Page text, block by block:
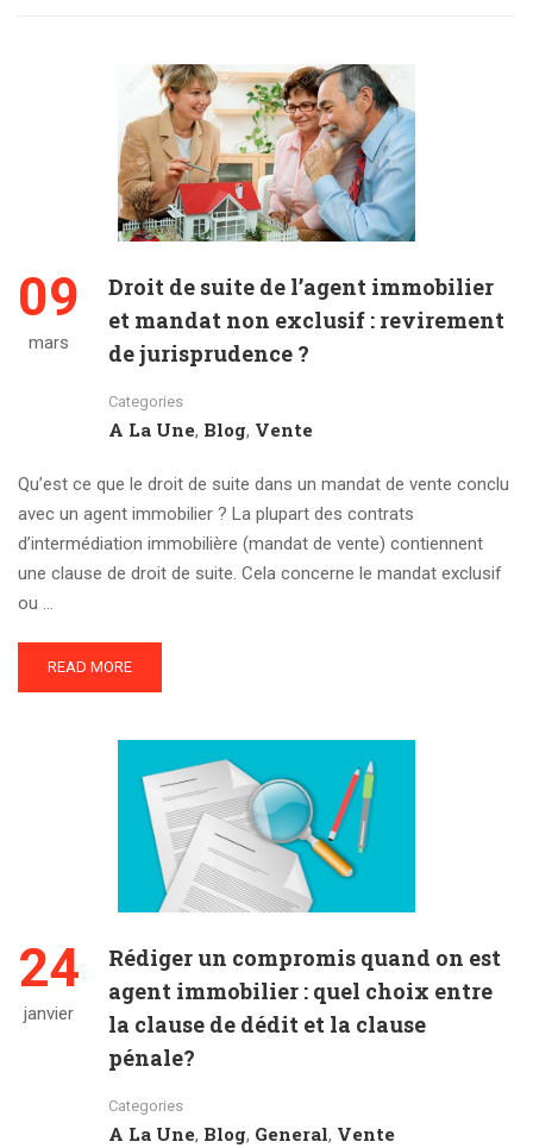
09
mars
Droit de suite de l’agent immobilier
et mandat non exclusif : revirement
de jurisprudence ?
Categories
A La Une, Blog, Vente
Qu’est ce que le droit de suite dans un mandat de vente conclu
avec un agent immobilier ? La plupart des contrats
d’intermédiation immobilière (mandat de vente) contiennent
une clause de droit de suite. Cela concerne le mandat exclusif
ou …
READ MORE
24
janvier
Rédiger un compromis quand on est
agent immobilier : quel choix entre
la clause de dédit et la clause
pénale?
Categories
A La Une, Blog, General, Vente